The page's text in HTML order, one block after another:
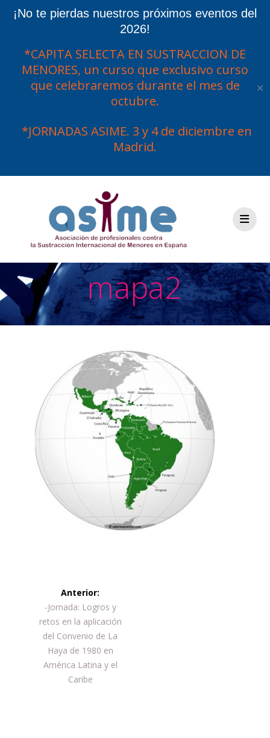
¡No te pierdas nuestros próximos eventos del
2026!
*CAPITA SELECTA EN SUSTRACCION DE
MENORES, un curso que exclusivo curso
que celebraremos durante el mes de
octubre.
*JORNADAS ASIME. 3 y 4 de diciembre en
Madrid.
✕
contenido
mapa2
Navegación
de
entradas
Anterior:
Entrada
anterior:
-Jornada: Logros y
retos en la aplicación
del Convenio de La
Haya de 1980 en
América Latina y el
Caribe